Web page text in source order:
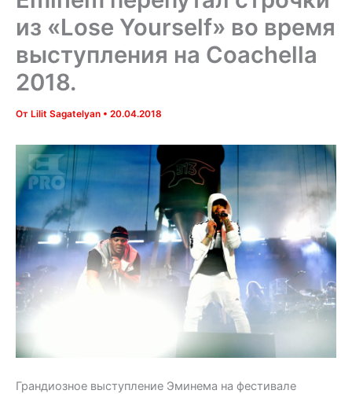
из «Lose Yourself» во время
выступления на Coachella
2018.
От Lilit Sagatelyan • 20.04.2018
Грандиозное выступление Эминема на фестивале